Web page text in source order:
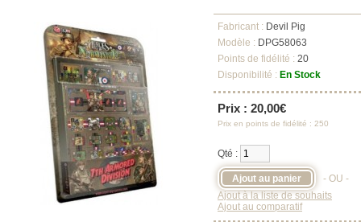
Fabricant : Devil Pig
Modèle : DPG58063
Points de fidélité : 20
Disponibilité : En Stock
Prix : 20,00€
Prix en points de fidélité : 250
Qté :
- OU -
Ajout à la liste de souhaits
Ajout au comparatif